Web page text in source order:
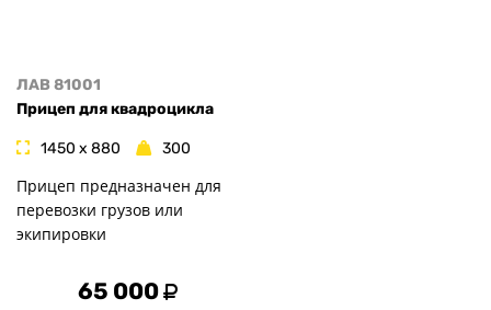
ЛАВ 81001
Прицеп для квадроцикла
1450 x 880 300
Прицеп предназначен для
перевозки грузов или
экипировки
65 000